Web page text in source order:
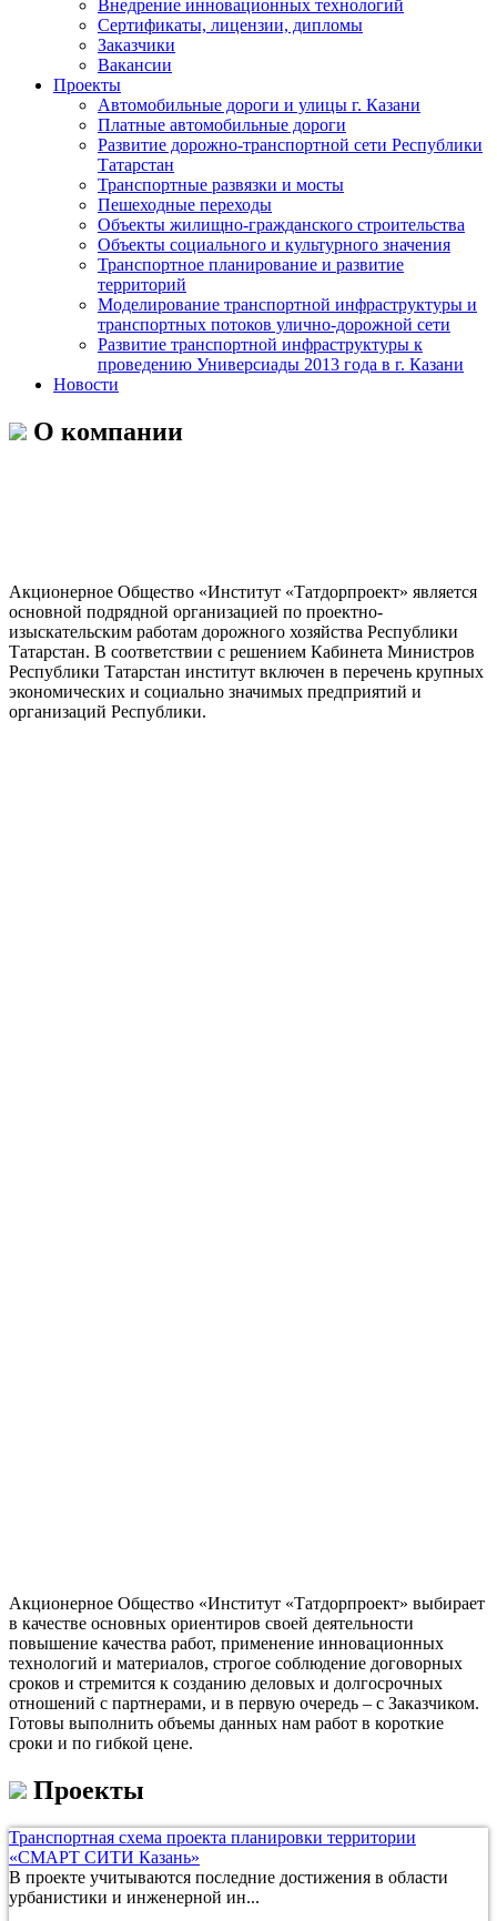
Внедрение инновационных технологий
Сертификаты, лицензии, дипломы
Заказчики
Вакансии
Проекты
Автомобильные дороги и улицы г. Казани
Платные автомобильные дороги
Развитие дорожно-транспортной сети Республики
Татарстан
Транспортные развязки и мосты
Пешеходные переходы
Объекты жилищно-гражданского строительства
Объекты социального и культурного значения
Транспортное планирование и развитие
территорий
Моделирование транспортной инфраструктуры и
транспортных потоков улично-дорожной сети
Развитие транспортной инфраструктуры к
проведению Универсиады 2013 года в г. Казани
Новости
О компании
Акционерное Общество «Институт «Татдорпроект» является
основной подрядной организацией по проектно-
изыскательским работам дорожного хозяйства Республики
Татарстан. В соответствии с решением Кабинета Министров
Республики Татарстан институт включен в перечень крупных
экономических и социально значимых предприятий и
организаций Республики.
Акционерное Общество «Институт «Татдорпроект» выбирает
в качестве основных ориентиров своей деятельности
повышение качества работ, применение инновационных
технологий и материалов, строгое соблюдение договорных
сроков и стремится к созданию деловых и долгосрочных
отношений с партнерами, и в первую очередь – с Заказчиком.
Готовы выполнить объемы данных нам работ в короткие
сроки и по гибкой цене.
Проекты
Транспортная схема проекта планировки территории
«СМАРТ СИТИ Казань»
В проекте учитываются последние достижения в области
урбанистики и инженерной ин...